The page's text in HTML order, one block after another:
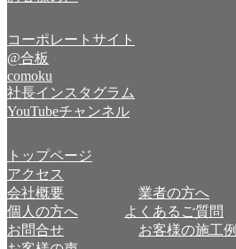
コーポレートサイト
@合板
comoku
社長インスタグラム
YouTubeチャンネル
トップページ
アクセス
会社概要
業者の方へ
個人の方へ
よくあるご質問
お問合せ
お客様の施工例